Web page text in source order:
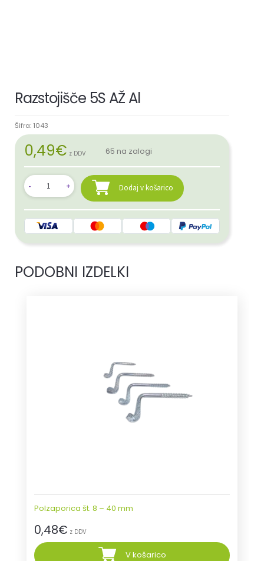
Razstojišče 5S AŽ Al
Šifra: 1043
0,49€ z DDV 65 na zalogi
Dodaj v košarico
PODOBNI IZDELKI
Polzaporica št. 8 – 40 mm
0,48€ z DDV
V košarico